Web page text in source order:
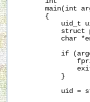
main(int
       {
uid_t
struct
char
if
           }
uid =